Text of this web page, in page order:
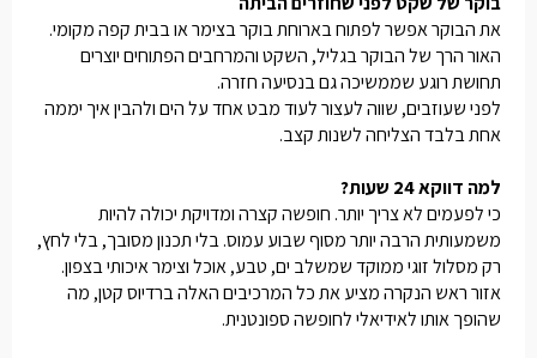
את הבוקר אפשר לפתוח בארוחת בוקר בצימר או בבית קפה מקומי.
האור הרך של הבוקר בגליל, השקט והמרחבים הפתוחים יוצרים
תחושת רוגע שממשיכה גם בנסיעה חזרה.
לפני שעוזבים, שווה לעצור לעוד מבט אחד על הים ולהבין איך יממה
אחת בלבד הצליחה לשנות קצב.
למה דווקא 24 שעות?
כי לפעמים לא צריך יותר. חופשה קצרה ומדויקת יכולה להיות
משמעותית הרבה יותר מסוף שבוע עמוס. בלי תכנון מסובך, בלי לחץ,
רק מסלול זוגי ממוקד שמשלב ים, טבע, אוכל וצימר איכותי בצפון.
אזור ראש הנקרה מציע את כל המרכיבים האלה ברדיוס קטן, מה
שהופך אותו לאידיאלי לחופשה ספונטנית.